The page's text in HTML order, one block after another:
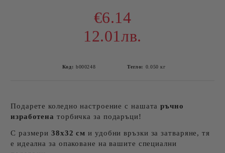
€6.14
12.01лв.
Код: b000248 Тегло: 0.050 кг
Подарете коледно настроение с нашатаръчно
изработена торбичка за подаръци!
С размери 38х32 см и удобни връзки за затваряне, тя
е идеална за опаковане на вашите специални